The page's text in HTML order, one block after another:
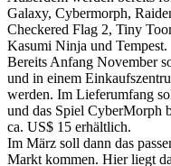
Galaxy, Cybermorph,
Checkered Flag 2, Tiny
Kasumi Ninja und Tempest.
Bereits Anfang November
und in einem
werden. Im Lieferumfang
und das Spiel CyberMorph
ca. US$ 15 erhältlich.
Im März soll dann das
Markt kommen. Hier liegt